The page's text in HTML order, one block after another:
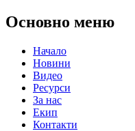
Основно меню
Начало
Новини
Видео
Ресурси
За нас
Екип
Контакти